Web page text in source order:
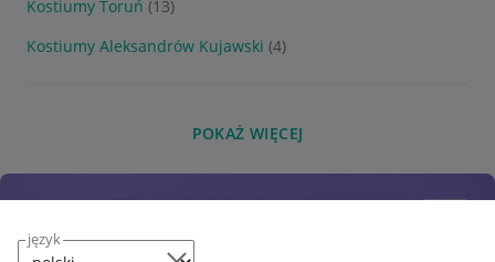
język
Kostiumy Toruń (13)
Kostiumy Aleksandrów Kujawski (4)
POKAŻ WIĘCEJ